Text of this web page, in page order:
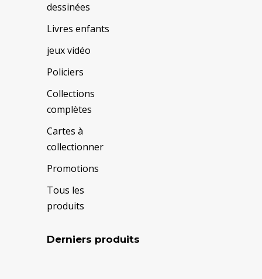
dessinées
Livres enfants
jeux vidéo
Policiers
Collections
complètes
Cartes à
collectionner
Promotions
Tous les
produits
Derniers produits